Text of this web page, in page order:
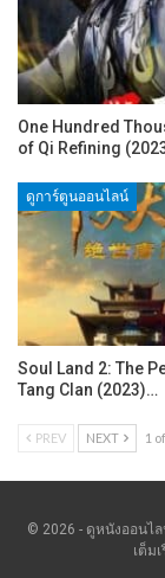
One Hundred
of Qi Refining
ดูการ์ตูนออนไลน์
Soul Land 2: The
Tang Clan (2023)…
PREV NEXT 1
© 2026 - ดูหนังออนไ
เต็ม